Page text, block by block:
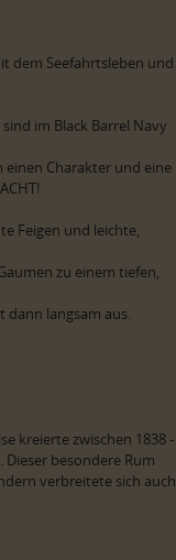
dem Seefahrtsleben und
im Black Barrel Navy
einen Charakter und eine
Feigen und leichte,
zu einem tiefen,
dann langsam aus.
kreierte zwischen 1838 -
besondere Rum
verbreitete sich auch